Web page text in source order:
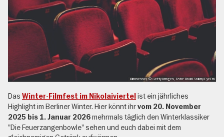
Kinosessel, © Getty Images, Foto: David Saium/EyeEm
Das Winter-Filmfest im Nikolaiviertel ist ein jährliches
Highlight im Berliner Winter. Hier könnt ihrvom 20. November
2025 bis 1. Januar 2026mehrmals täglich den Winterklassiker
"Die Feuerzangenbowle" sehen und euch dabei mit dem